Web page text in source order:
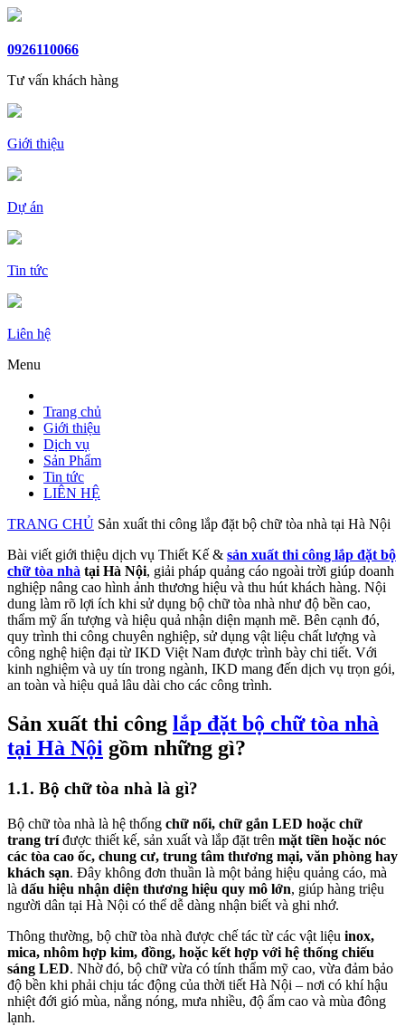
0926110066
Tư vấn khách hàng
Giới thiệu
Dự án
Tin tức
Liên hệ
Menu
Trang chủ
Giới thiệu
Dịch vụ
Sản Phẩm
Tin tức
LIÊN HỆ
TRANG CHỦ Sản xuất thi công lắp đặt bộ chữ tòa nhà tại Hà Nội
Bài viết giới thiệu dịch vụ Thiết Kế & sản xuất thi công lắp đặt bộ
chữ tòa nhà tại Hà Nội, giải pháp quảng cáo ngoài trời giúp doanh
nghiệp nâng cao hình ảnh thương hiệu và thu hút khách hàng. Nội
dung làm rõ lợi ích khi sử dụng bộ chữ tòa nhà như độ bền cao,
thẩm mỹ ấn tượng và hiệu quả nhận diện mạnh mẽ. Bên cạnh đó,
quy trình thi công chuyên nghiệp, sử dụng vật liệu chất lượng và
công nghệ hiện đại từ IKD Việt Nam được trình bày chi tiết. Với
kinh nghiệm và uy tín trong ngành, IKD mang đến dịch vụ trọn gói,
an toàn và hiệu quả lâu dài cho các công trình.
Sản xuất thi công lắp đặt bộ chữ tòa nhà
tại Hà Nội gồm những gì?
1.1. Bộ chữ tòa nhà là gì?
Bộ chữ tòa nhà là hệ thống chữ nổi, chữ gắn LED hoặc chữ
trang tríđược thiết kế, sản xuất và lắp đặt trên mặt tiền hoặc nóc
các tòa cao ốc, chung cư, trung tâm thương mại, văn phòng hay
khách sạn. Đây không đơn thuần là một bảng hiệu quảng cáo, mà
là dấu hiệu nhận diện thương hiệu quy mô lớn, giúp hàng triệu
người dân tại Hà Nội có thể dễ dàng nhận biết và ghi nhớ.
Thông thường, bộ chữ tòa nhà được chế tác từ các vật liệu inox,
mica, nhôm hợp kim, đồng, hoặc kết hợp với hệ thống chiếu
sáng LED. Nhờ đó, bộ chữ vừa có tính thẩm mỹ cao, vừa đảm bảo
độ bền khi phải chịu tác động của thời tiết Hà Nội – nơi có khí hậu
nhiệt đới gió mùa, nắng nóng, mưa nhiều, độ ẩm cao và mùa đông
lạnh.